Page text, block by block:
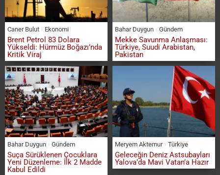
Caner Bulut Ekonomi
Brent Petrol 83 Dolara
Yükseldi: Hürmüz Boğazı’nda
Kritik Viraj
Bahar Duygun Gündem
Mekke Savunma Anlaşması:
Türkiye, Suudi Arabistan,
Pakistan
Bahar Duygun Gündem
Suça Sürüklenen Çocuklara
Yeni Düzenleme: İlk 2 Madde
Kabul Edildi
Meryem Aktemur Türkiye
Geleceğin Deniz Astsubayları
Yalova’da Mavi Vatan’a Hazır